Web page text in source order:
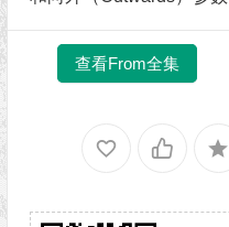
查看From全集